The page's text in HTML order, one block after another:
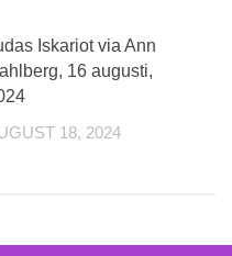
Iskariot via Ann
16 augusti,
18, 2024